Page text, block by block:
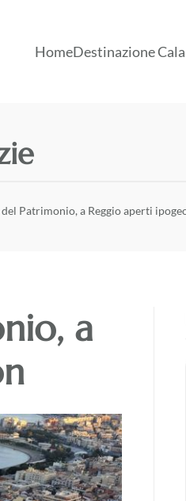
HomeDestinazione
Patrimonio, a Reggio aperti
a